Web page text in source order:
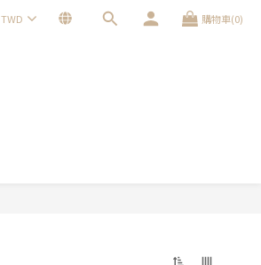
TWD 購物車(0)